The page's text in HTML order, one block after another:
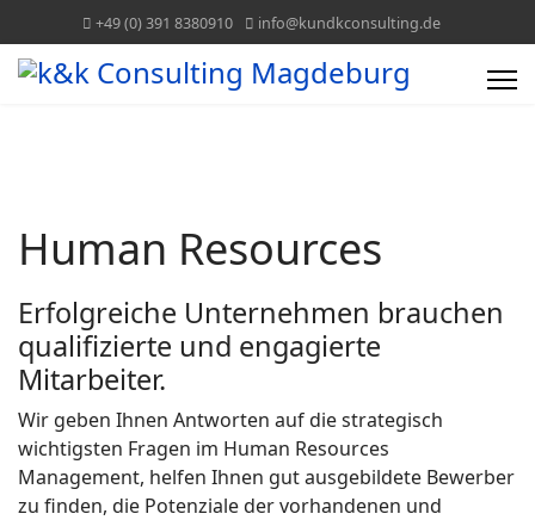
+49 (0) 391 8380910 info@kundkconsulting.de
Human Resources
Erfolgreiche Unternehmen brauchen
qualifizierte und engagierte
Mitarbeiter.
Wir geben Ihnen Antworten auf die strategisch
wichtigsten Fragen im Human Resources
Management, helfen Ihnen gut ausgebildete Bewerber
zu finden, die Potenziale der vorhandenen und